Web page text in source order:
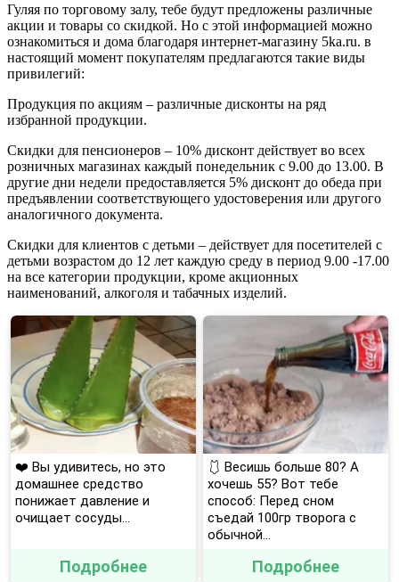
Гуляя по торговому залу, тебе будут предложены различные
акции и товары со скидкой. Но с этой информацией можно
ознакомиться и дома благодаря интернет-магазину 5ka.ru. в
настоящий момент покупателям предлагаются такие виды
привилегий:
Продукция по акциям – различные дисконты на ряд
избранной продукции.
Скидки для пенсионеров – 10% дисконт действует во всех
розничных магазинах каждый понедельник с 9.00 до 13.00. В
другие дни недели предоставляется 5% дисконт до обеда при
предъявлении соответствующего удостоверения или другого
аналогичного документа.
Скидки для клиентов с детьми – действует для посетителей с
детьми возрастом до 12 лет каждую среду в период 9.00 -17.00
на все категории продукции, кроме акционных
наименований, алкоголя и табачных изделий.
❤️ Вы удивитесь, но это
домашнее средство
понижает давление и
очищает сосуды...
Подробнее
🩱 Весишь больше 80? А
хочешь 55? Вот тебе
способ: Перед сном
съедай 100гр творога с
обычной...
Подробнее